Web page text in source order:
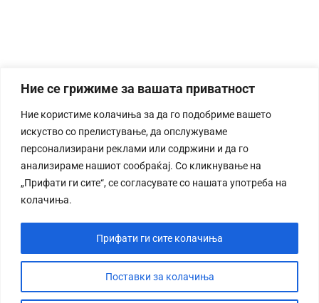
Ние се грижиме за вашата приватност
Ние користиме колачиња за да го подобриме вашето
искуство со прелистување, да опслужуваме
персонализирани реклами или содржини и да го
анализираме нашиот сообраќај. Со кликнување на
„Прифати ги сите“, се согласувате со нашата употреба на
колачиња.
Поставки за колачиња
Прифати ги сите колачиња